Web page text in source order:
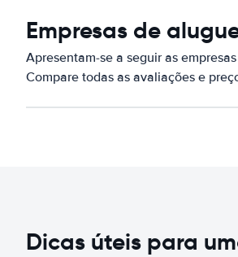
Empresas de
Apresentam-se a seguir as
Compare todas as avaliações e
Dicas úteis para